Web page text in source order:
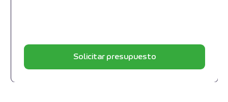
Solicitar presupuesto